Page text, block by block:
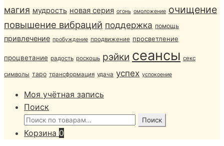
магия мудрость новая серия огонь омоложение очищение
повышение вибраций поддержка помощь
привлечение пробуждение продвижение просветление
процветание радость роскошь рэйки сеансы секс
символы таро трансформация удача успех успокоение
Моя учётная запись
Поиск
Искать:
Поиск
Корзина 0